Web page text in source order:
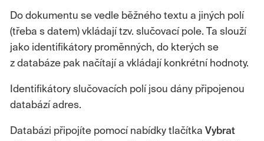
Do dokumentu se vedle běžného textu a jiných polí
(třeba s datem) vkládají tzv. slučovací pole. Ta slouží
jako identifikátory proměnných, do kterých se
z databáze pak načítají a vkládají konkrétní hodnoty.
Identifikátory slučovacích polí jsou dány připojenou
databází adres.
Databázi připojíte pomocí nabídky tlačítka Vybrat